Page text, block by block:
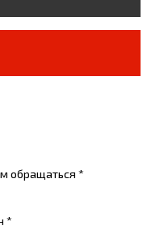
обращаться *
*